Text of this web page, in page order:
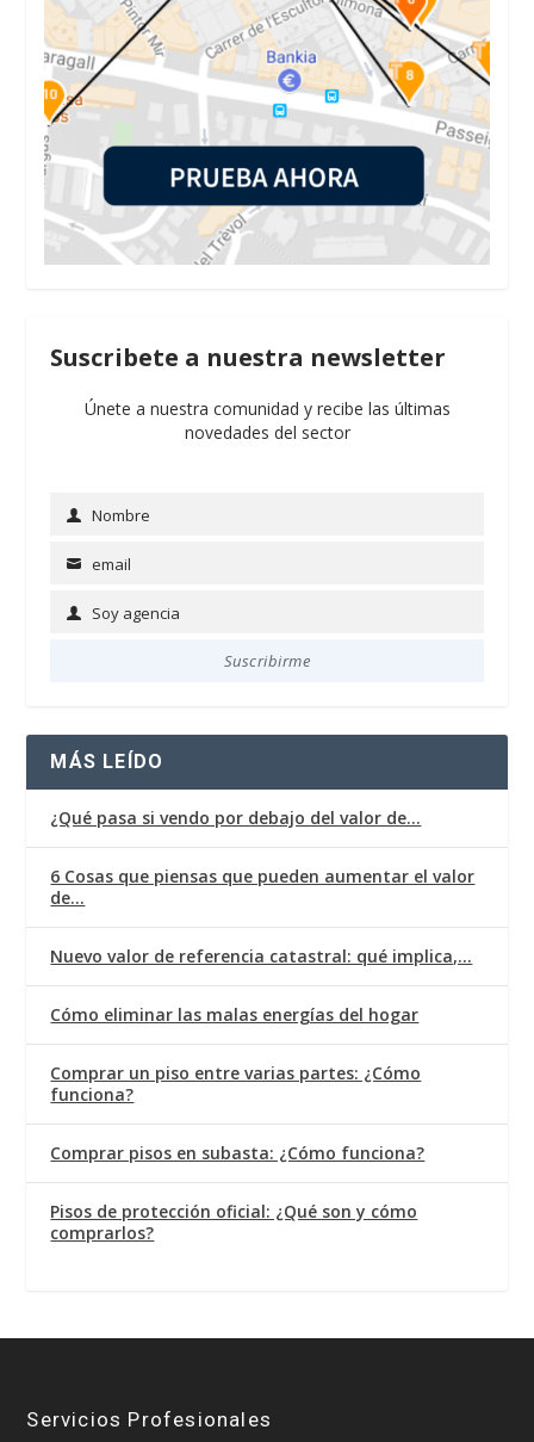
Suscribete a nuestra newsletter
Únete a nuestra comunidad y recibe las últimas
novedades del sector
NameNombre
Email email
Soy
Soy agencia
Suscribirme
MÁS LEÍDO
¿Qué pasa si vendo por debajo del valor de…
6 Cosas que piensas que pueden aumentar el valor
de…
Nuevo valor de referencia catastral: qué implica,…
Cómo eliminar las malas energías del hogar
Comprar un piso entre varias partes: ¿Cómo
funciona?
Comprar pisos en subasta: ¿Cómo funciona?
Pisos de protección oficial: ¿Qué son y cómo
comprarlos?
Servicios Profesionales